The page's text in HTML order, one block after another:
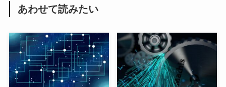
あわせて読みたい